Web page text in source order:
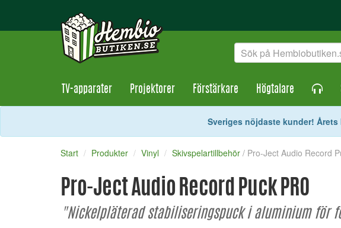
TV-apparater Projektorer Förstärkare Högtalare
Sveriges nöjdaste kunder!
Start Produkter Vinyl Skivspelartillbehör / Pro-Ject Audio Record
Pro-Ject Audio Record Puck PRO
"Nickelpläterad stabiliseringspuck i aluminium för